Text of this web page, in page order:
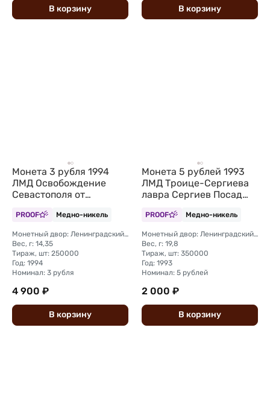
В корзину В корзину
Монета 3 рубля 1994
ЛМД Освобождение
Севастополя от
войск 50 лет (запайка)
PROOF Медно-никель
Монетный двор: Ленинградский (ЛМД)
Вес, г: 14,35
Тираж, шт: 250000
Год: 1994
Номинал: 3 рубля
4 900 ₽
В корзину
Монета 5 рублей 1993
ЛМД Троице-Сергиева
лавра Сергиев Посад
PROOF Медно-никель
Монетный двор: Ленинградский (ЛМД)
Вес, г: 19,8
Тираж, шт: 350000
Год: 1993
Номинал: 5 рублей
2 000 ₽
В корзину